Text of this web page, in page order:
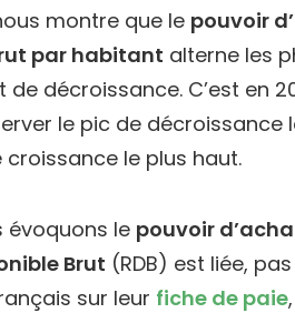
montre que le pouvoir
par habitant alterne les
de décroissance. C’est en
le pic de décroissance
croissance le plus haut.
évoquons le pouvoir
Brut (RDB) est liée,
sur leur fiche de paie